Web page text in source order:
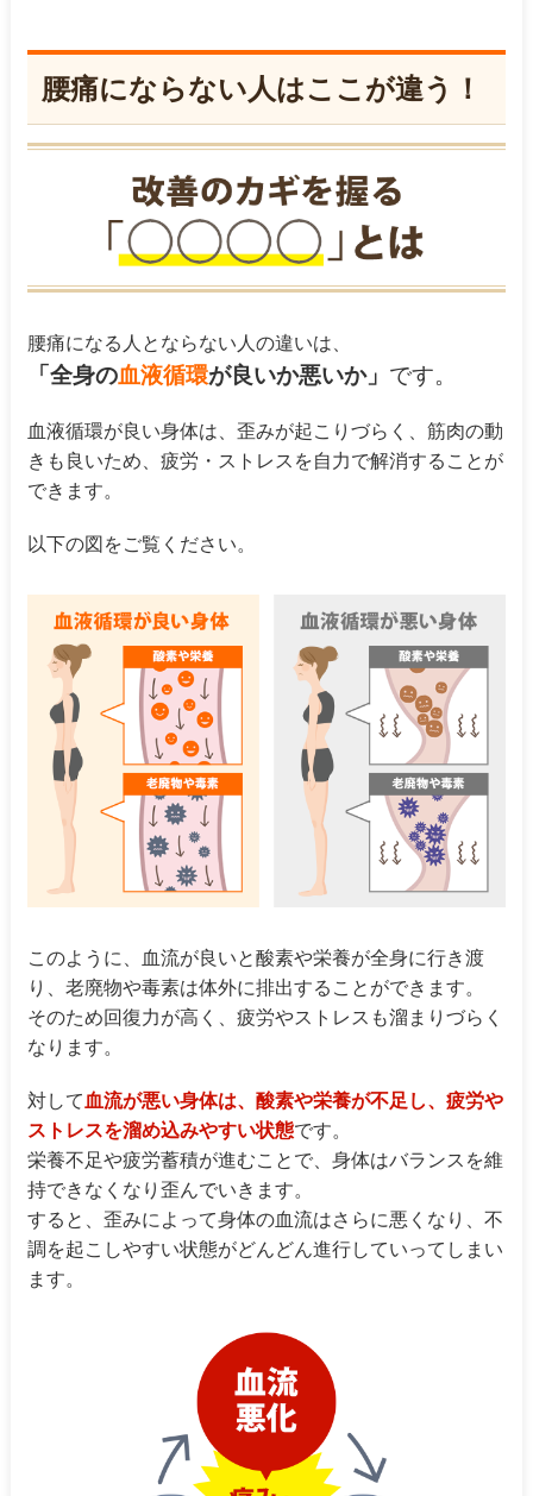
腰痛にならない人はここが違う！
腰痛になる人とならない人の違いは、
「全身の血液循環が良いか悪いか」 です。
血液循環が良い身体は、歪みが起こりづらく、筋肉の動
きも良いため、疲労・ストレスを自力で解消することが
できます。
以下の図をご覧ください。
このように、血流が良いと酸素や栄養が全身に行き渡
り、老廃物や毒素は体外に排出することができます。
そのため回復力が高く、疲労やストレスも溜まりづらく
なります。
対して 血流が悪い身体は、酸素や栄養が不足し、疲労や
ストレスを溜め込みやすい状態です。
栄養不足や疲労蓄積が進むことで、身体はバランスを維
持できなくなり歪んでいきます。
すると、歪みによって身体の血流はさらに悪くなり、不
調を起こしやすい状態がどんどん進行していってしまい
ます。